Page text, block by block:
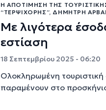
Η ΑΠΟΤΊΜΗΣΗ ΤΗΣ
“ΤΕΡΨΙΧΌΡΗΣ”, ΔΗΜΉΤΡΗ
Με λιγότερα
εστίαση
18 Σεπτεμβρίου 2025 - 06:20
Ολοκληρωμένη
παραμένουν στο